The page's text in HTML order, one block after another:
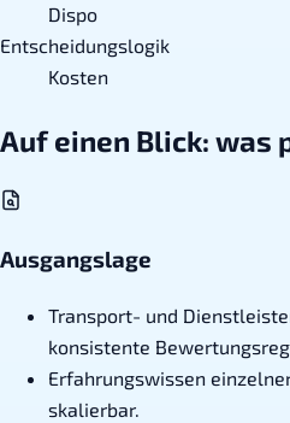
Dispo
Entscheidungslogik
Kosten
Auf einen Blick: was
Ausgangslage
Transport- und
konsistente
Erfahrungswissen
skalierbar.